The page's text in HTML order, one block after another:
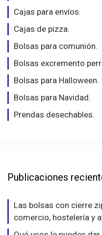
Cajas para envíos.
Cajas de pizza.
Bolsas para comunión.
Bolsas excremento
Bolsas para Halloween.
Bolsas para Navidad.
Prendas desechables.
Publicaciones
Las bolsas con cierre
comercio, hostelería y